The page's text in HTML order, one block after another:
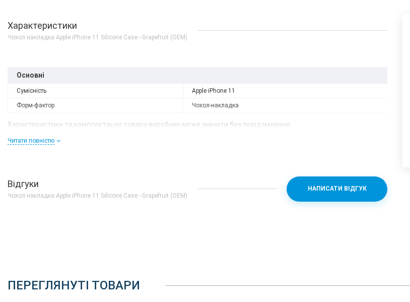
Характеристики
Чохол накладка Apple iPhone 11 Silicone Case - Grapefruit (OEM)
Основні
Сумісність Apple iPhone 11
Форм-фактор Чохол-накладка
Характеристики та комплектацію товару виробник може змінити без повідомлення.
Читати повністю
Відгуки
Чохол накладка Apple iPhone 11 Silicone Case - Grapefruit (OEM)
НАПИСАТИ ВІДГУК
ПЕРЕГЛЯНУТІ ТОВАРИ